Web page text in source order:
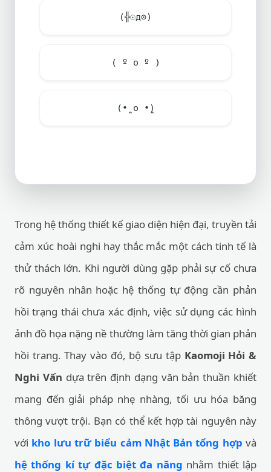
(╬☉д⊙)
( º o º )
(•̪ o •̪)
Trong hệ thống thiết kế giao diện hiện đại, truyền tải
cảm xúc hoài nghi hay thắc mắc một cách tinh tế là
thử thách lớn. Khi người dùng gặp phải sự cố chưa
rõ nguyên nhân hoặc hệ thống tự động cần phản
hồi trạng thái chưa xác định, việc sử dụng các hình
ảnh đồ họa nặng nề thường làm tăng thời gian phản
hồi trang. Thay vào đó, bộ sưu tập Kaomoji Hỏi &
Nghi Vấn dựa trên định dạng văn bản thuần khiết
mang đến giải pháp nhẹ nhàng, tối ưu hóa băng
thông vượt trội. Bạn có thể kết hợp tài nguyên này
với kho lưu trữ biểu cảm Nhật Bản tổng hợp và
hệ thống kí tự đặc biệt đa năng nhằm thiết lập